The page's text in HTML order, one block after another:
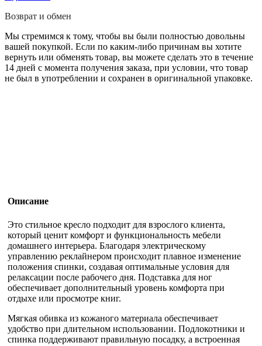
Возврат и обмен
Мы стремимся к тому, чтобы вы были полностью довольны
вашей покупкой. Если по каким-либо причинам вы хотите
вернуть или обменять товар, вы можете сделать это в течение
14 дней с момента получения заказа, при условии, что товар
не был в употреблении и сохранен в оригинальной упаковке.
Описание
Это стильное кресло подходит для взрослого клиента,
который ценит комфорт и функциональность мебели
домашнего интерьера. Благодаря электрическому
управлению реклайнером происходит плавное изменение
положения спинки, создавая оптимальные условия для
релаксации после рабочего дня. Подставка для ног
обеспечивает дополнительный уровень комфорта при
отдыхе или просмотре книг.
Мягкая обивка из кожаного материала обеспечивает
удобство при длительном использовании. Подлокотники и
спинка поддерживают правильную посадку, а встроенная